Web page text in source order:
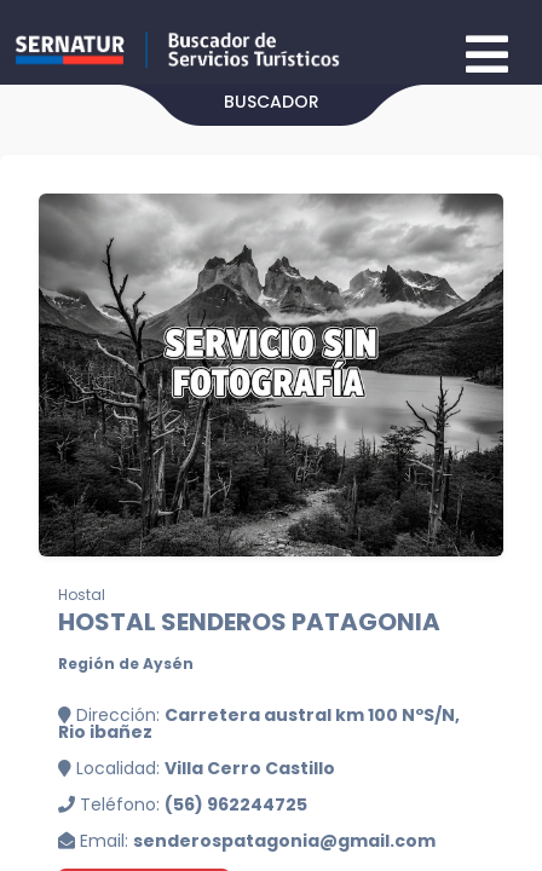
BUSCADOR
Hostal
HOSTAL SENDEROS PATAGONIA
Región de Aysén
Dirección: Carretera austral km 100 NºS/N,
Rio ibañez
Localidad: Villa Cerro Castillo
Teléfono: (56) 962244725
Email: senderospatagonia@gmail.com